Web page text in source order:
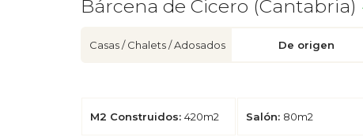
Bárcena de Cicero (Cantabria)
Casas / Chalets / Adosados De origen
M2 Construidos: 420m2 Salón: 80m2